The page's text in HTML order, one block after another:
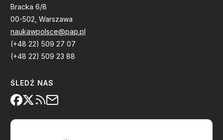
Bracka 6/8
00-502, Warszawa
naukawpolsce@pap.pl
(+48 22) 509 27 07
(+48 22) 509 23 88
ŚLEDŹ NAS